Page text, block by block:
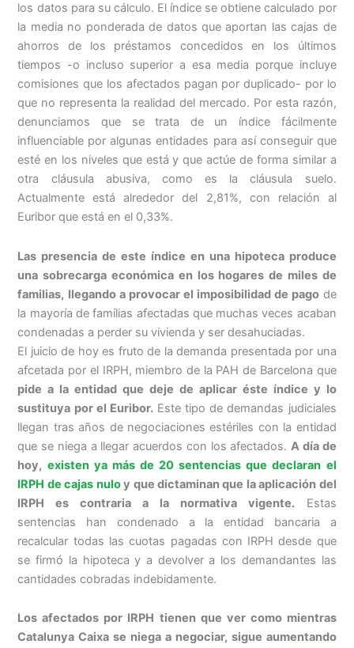
los datos para su cálculo. El índice se obtiene calculado por
la media no ponderada de datos que aportan las cajas de
ahorros de los préstamos concedidos en los últimos
tiempos -o incluso superior a esa media porque incluye
comisiones que los afectados pagan por duplicado- por lo
que no representa la realidad del mercado. Por esta razón,
denunciamos que se trata de un índice fácilmente
influenciable por algunas entidades para así conseguir que
esté en los niveles que está y que actúe de forma similar a
otra cláusula abusiva, como es la cláusula suelo.
Actualmente está alrededor del 2,81%, con relación al
Euribor que está en el 0,33%.
Las presencia de este índice en una hipoteca produce
una sobrecarga económica en los hogares de miles de
familias, llegando a provocar el imposibilidad de pago de
la mayoría de famílias afectadas que muchas veces acaban
condenadas a perder su vivienda y ser desahuciadas.
El juicio de hoy es fruto de la demanda presentada por una
afcetada por el IRPH, miembro de la PAH de Barcelona que
pide a la entidad que deje de aplicar éste índice y lo
sustituya por el Euribor.Este tipo de demandas judiciales
llegan tras años de negociaciones estériles con la entidad
que se niega a llegar acuerdos con los afectados.A día de
hoy, existen ya más de 20 sentenciasque declaran el
IRPH de cajas nuloy que dictaminan que la aplicación del
IRPH es contraria a la normativa vigente.Estas
sentencias han condenado a la entidad bancaria a
recalcular todas las cuotas pagadas con IRPH desde que
se firmó la hipoteca y a devolver a los demandantes las
cantidades cobradas indebidamente.
Los afectados por IRPH tienen que ver como mientras
Catalunya Caixa se niega a negociar, sigue aumentando